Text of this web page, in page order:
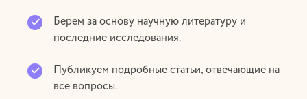
Берем за основу научную литературу и
последние исследования.
Публикуем подробные статьи, отвечающие на
все вопросы.